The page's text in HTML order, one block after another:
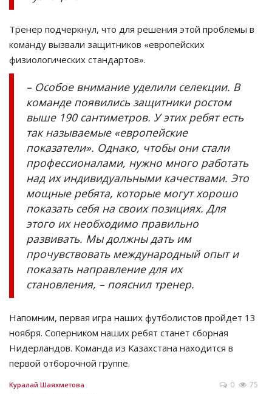
Тренер подчеркнул, что для решения этой проблемы в
команду вызвали защитников «европейских
физиологических стандартов».
– Особое внимание уделили селекции. В
команде появились защитники ростом
выше 190 сантиметров. У этих ребят есть
так называемые «европейские
показатели». Однако, чтобы они стали
профессионалами, нужно много работать
над их индивидуальными качествами. Это
мощные ребята, которые могут хорошо
показать себя на своих позициях. Для
этого их необходимо правильно
развивать. Мы должны дать им
прочувствовать международный опыт и
показать направление для их
становления, – пояснил тренер.
Напомним, первая игра наших футболистов пройдет 13
ноября. Соперником наших ребят станет сборная
Нидерландов. Команда из Казахстана находится в
первой отборочной группе.
Куралай Шаяхметова 0 75